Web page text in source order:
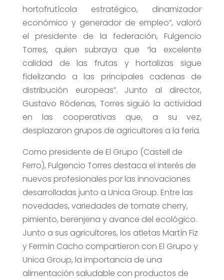
hortofrutícola estratégico, dinamizador
económico y generador de empleo”, valoró
el presidente de la federación, Fulgencio
Torres, quien subraya que “la excelente
calidad de las frutas y hortalizas sigue
fidelizando a las principales cadenas de
distribución europeas”. Junto al director,
Gustavo Ródenas, Torres siguió la actividad
en las cooperativas que, a su vez,
desplazaron grupos de agricultores a la feria.
Como presidente de El Grupo (Castell de
Ferro), Fulgencio Torres destaca el interés de
nuevos profesionales por las innovaciones
desarrolladas junto a Unica Group. Entre las
novedades, variedades de tomate cherry,
pimiento, berenjena y avance del ecológico.
Junto a sus agricultores, los atletas Martín Fiz
y Fermín Cacho compartieron con El Grupo y
Unica Group, la importancia de una
alimentación saludable con productos de